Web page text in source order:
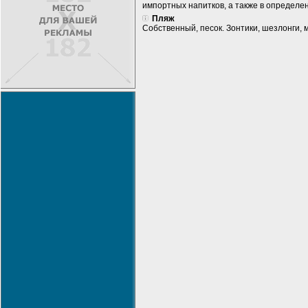
импортных напитков, а также в
Пляж
Собственный, песок. Зонтики,